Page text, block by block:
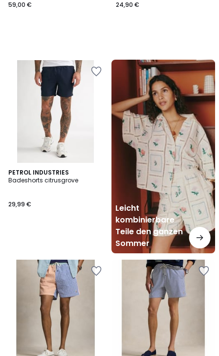
59,00 € 24,90 €
PETROL INDUSTRIES
Badeshorts citrusgrove
29,99 €
Leicht
kombinierbare
Teile den ganzen
Sommer
Leicht
kombinierbare
ganzen
Sommer